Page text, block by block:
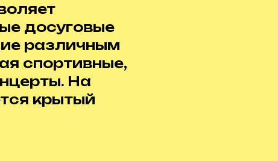
досуговые
различным
спортивные,
На
крытый